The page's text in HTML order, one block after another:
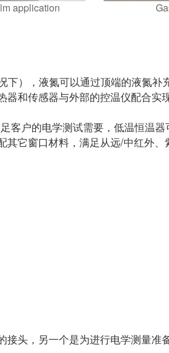
application
），液氮可以通过顶端的液氮补
和传感器与外部的控温仪配合实
户的电学测试需要，低温恒温器
它窗口材料，满足从远/中红外
头，另一个是为进行电学测量准